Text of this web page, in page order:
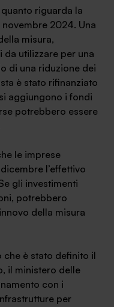
riguarda la
2024. Una
misura,
utilizzare per una
di una riduzione dei
è stato rifinanziato
aggiungono i fondi
potrebbero essere
le imprese
l’effettivo
gli investimenti
potrebbero
della misura
che è stato definito il
il ministero delle
con i
per